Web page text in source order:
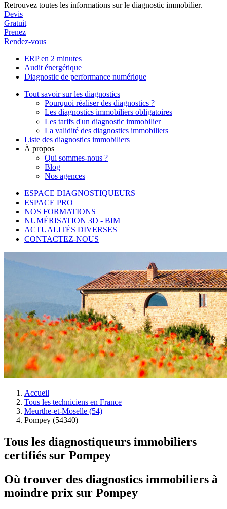
Retrouvez toutes les informations sur le diagnostic immobilier.
Devis
Gratuit
Prenez
Rendez-vous
ERP en 2 minutes
Audit énergétique
Diagnostic de performance numérique
Tout savoir sur les diagnostics
Pourquoi réaliser des diagnostics ?
Les diagnostics immobiliers obligatoires
Les tarifs d'un diagnostic immobilier
La validité des diagnostics immobiliers
Liste des diagnostics immobiliers
À propos
Qui sommes-nous ?
Blog
Nos agences
ESPACE DIAGNOSTIQUEURS
ESPACE PRO
NOS FORMATIONS
NUMÉRISATION 3D - BIM
ACTUALITÉS DIVERSES
CONTACTEZ-NOUS
Accueil
Tous les techniciens en France
Meurthe-et-Moselle (54)
Pompey (54340)
Tous les diagnostiqueurs immobiliers
certifiés sur Pompey
Où trouver des diagnostics immobiliers à
moindre prix sur Pompey